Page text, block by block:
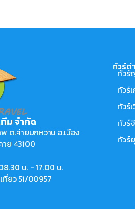
ม จำกัด
ต.ค่ายบกหวาน อ.เมือง
ย 43100
น. - 17.00 น.
ยว 51/00957
ทัวร์ต่
ทัวร์
ทัวร์
ทัวร์
ทัวร์
ทัวร์